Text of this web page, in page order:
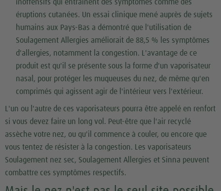
inoffensifs qui entraînent des symptômes comme des
éruptions cutanées. Un essai clinique mené auprès de sujets
humains aux Pays-Bas a démontré que l'utilisation de
Soulagement Allergies améliorait de 88,5 % les symptômes
d'allergies, notamment la congestion. L'avantage de ce
produit est qu'il se présente sous la forme d'un vaporisateur
nasal, pour protéger les muqueuses du nez, de même qu'en
comprimés qui agissent agir de l'intérieur vers l'extérieur.
L'un ou l'autre de ces vaporisateurs pourra être appelé en renfort
si vous devez faire un long vol. Peut-être que l'air recyclé
assèche votre nez, ou qu'il commence à couler, ou encore que
vous tentez de résister à la congestion. Les vaporisateurs
Soulagement nez sec, Soulagement Allergies et Sinna peuvent
combattre ces symptômes respectifs.